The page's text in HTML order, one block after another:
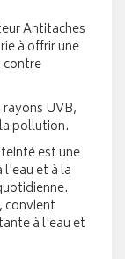
Antitaches
à offrir une
UVB,
pollution.
est une
et à la
convient
à l'eau et